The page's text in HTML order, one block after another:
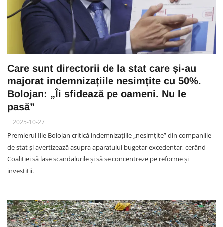
Care sunt directorii de la stat care și-au
majorat indemnizațiile nesimțite cu 50%.
Bolojan: „Îi sfidează pe oameni. Nu le
pasă”
2025-10-27
Premierul Ilie Bolojan critică indemnizațiile „nesimțite” din companiile
de stat și avertizează asupra aparatului bugetar excedentar, cerând
Coaliției să lase scandalurile și să se concentreze pe reforme și
investiții.